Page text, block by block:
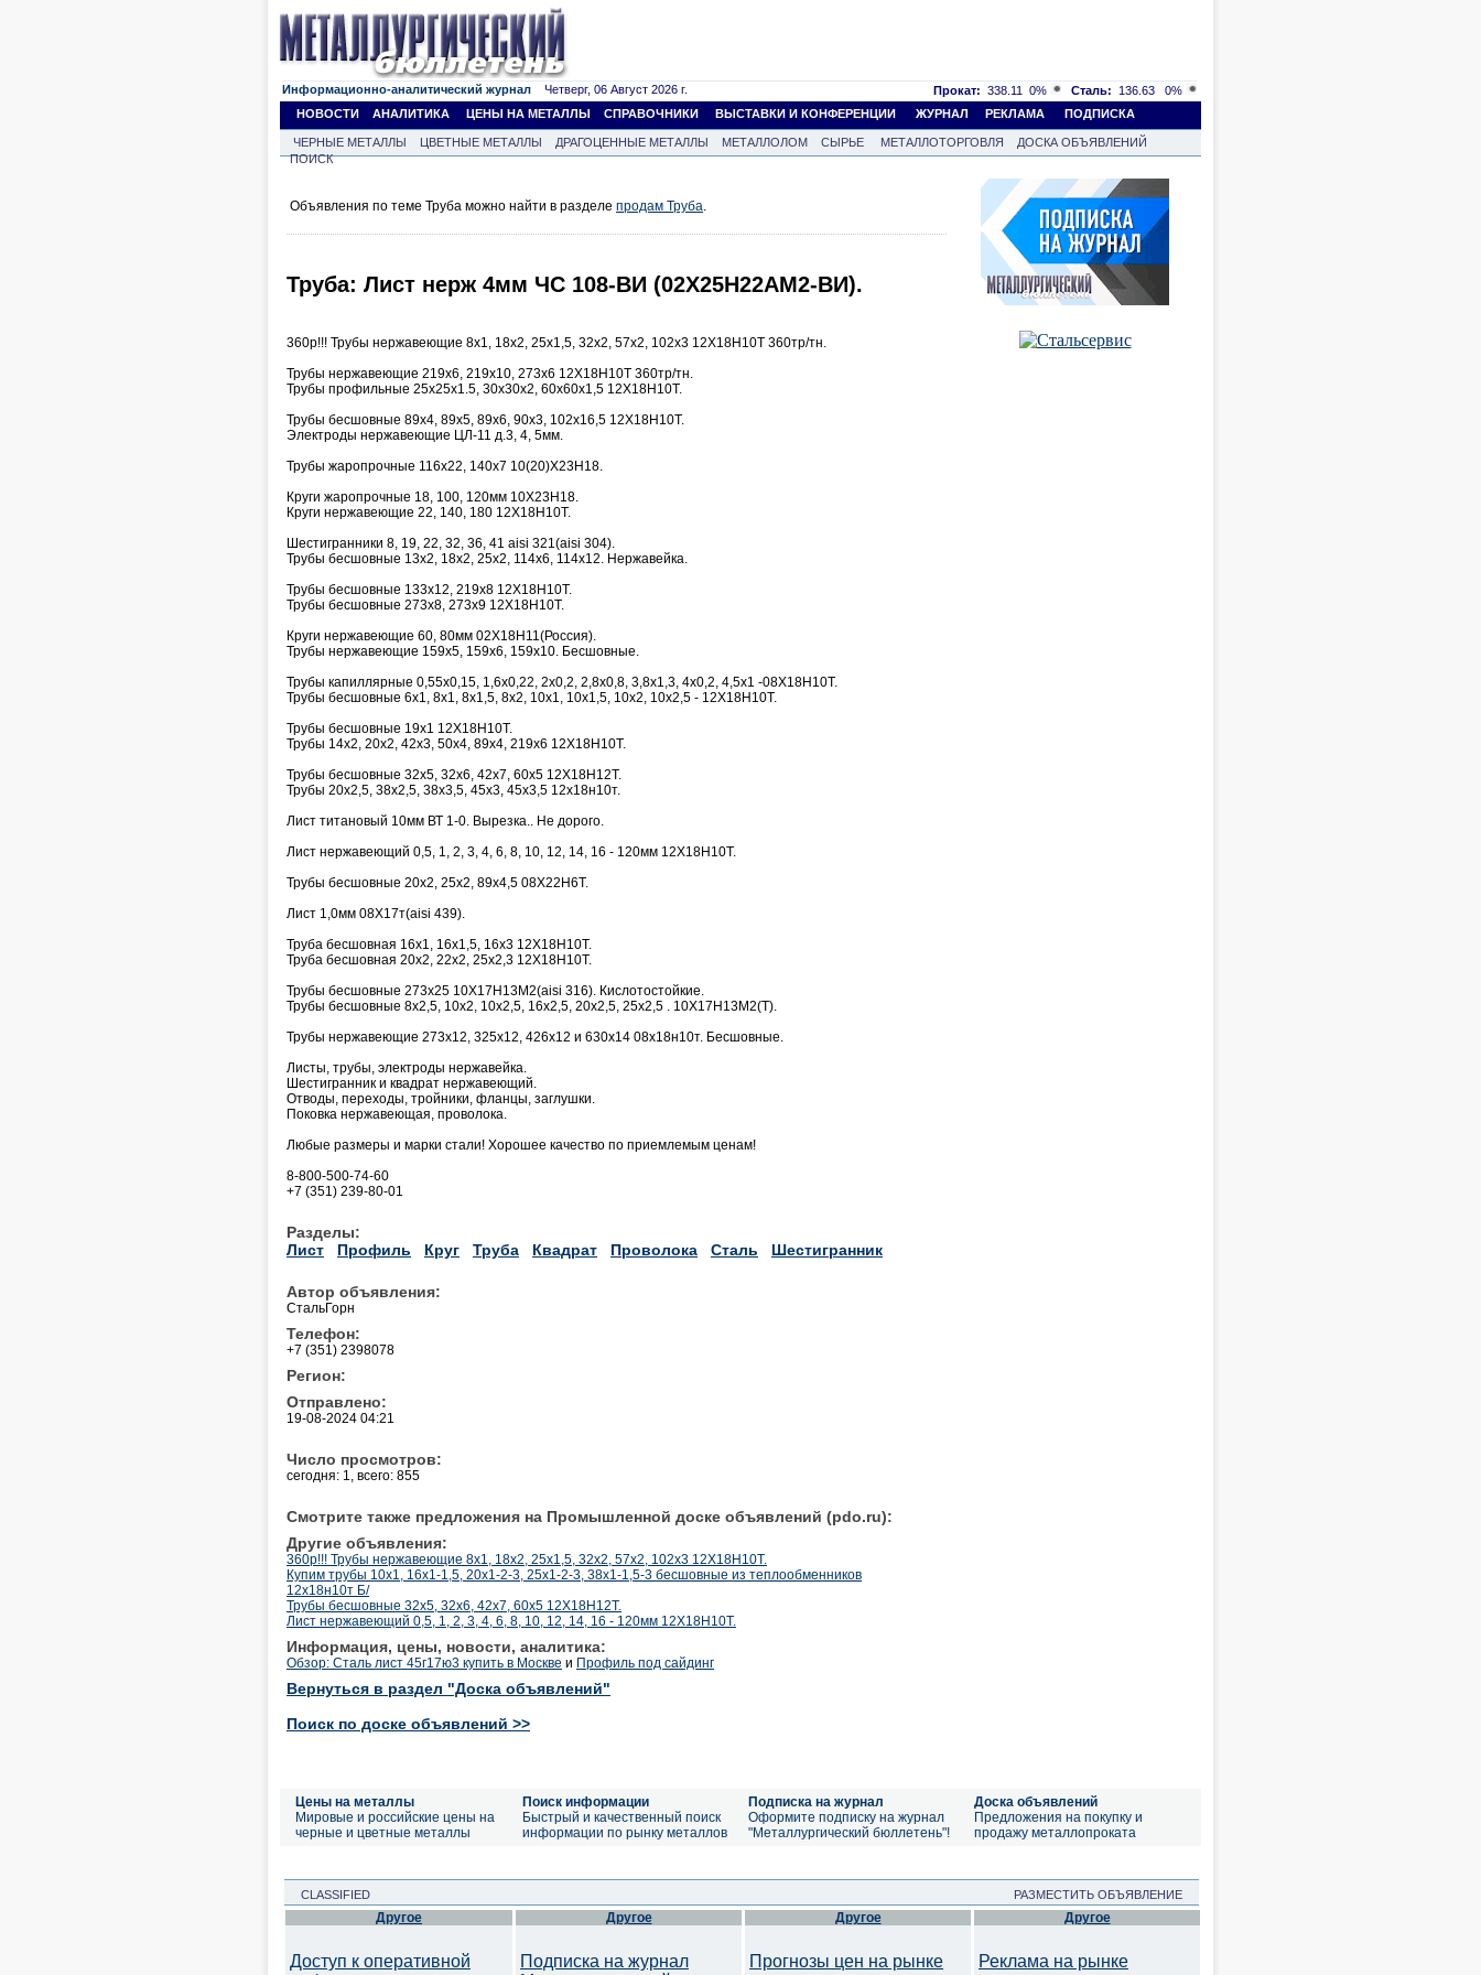
Информационно-аналитический журнал Четверг, 06 Август 2026 г. Прокат: 338.11 0% Сталь: 136.63
0%
НОВОСТИ
АНАЛИТИКА ЦЕНЫ НА МЕТАЛЛЫ СПРАВОЧНИКИ ВЫСТАВКИ И КОНФЕРЕНЦИИ ЖУРНАЛ РЕКЛАМА ПОДПИСКА
ЧЕРНЫЕ МЕТАЛЛЫ ЦВЕТНЫЕ МЕТАЛЛЫ ДРАГОЦЕННЫЕ МЕТАЛЛЫ МЕТАЛЛОЛОМ СЫРЬЕ МЕТАЛЛОТОРГОВЛЯ
ДОСКА ОБЪЯВЛЕНИЙ
ПОИСК
Объявления по теме Труба можно найти в разделе продам Труба.
Труба: Лист нерж 4мм ЧС 108-ВИ (02Х25Н22АМ2-ВИ).
360р!!! Трубы нержавеющие 8х1, 18х2, 25х1,5, 32х2, 57х2, 102х3 12Х18Н10Т 360тр/тн.
Трубы нержавеющие 219х6, 219х10, 273х6 12Х18Н10Т 360тр/тн.
Трубы профильные 25х25х1.5, 30х30х2, 60х60х1,5 12Х18Н10Т.
Трубы бесшовные 89х4, 89х5, 89х6, 90х3, 102х16,5 12Х18Н10Т.
Электроды нержавеющие ЦЛ-11 д.3, 4, 5мм.
Трубы жаропрочные 116х22, 140х7 10(20)Х23Н18.
Круги жаропрочные 18, 100, 120мм 10Х23Н18.
Круги нержавеющие 22, 140, 180 12Х18Н10Т.
Шестигранники 8, 19, 22, 32, 36, 41 aisi 321(aisi 304).
Трубы бесшовные 13х2, 18х2, 25х2, 114х6, 114х12. Нержавейка.
Трубы бесшовные 133х12, 219х8 12Х18Н10Т.
Трубы бесшовные 273х8, 273х9 12Х18Н10Т.
Круги нержавеющие 60, 80мм 02Х18Н11(Россия).
Трубы нержавеющие 159х5, 159х6, 159х10. Бесшовные.
Трубы капиллярные 0,55х0,15, 1,6х0,22, 2х0,2, 2,8х0,8, 3,8х1,3, 4х0,2, 4,5х1 -08Х18Н10Т.
Трубы бесшовные 6х1, 8х1, 8х1,5, 8х2, 10х1, 10х1,5, 10х2, 10х2,5 - 12Х18Н10Т.
Трубы бесшовные 19х1 12Х18Н10Т.
Трубы 14х2, 20х2, 42х3, 50х4, 89х4, 219х6 12Х18Н10Т.
Трубы бесшовные 32х5, 32х6, 42х7, 60х5 12Х18Н12Т.
Трубы 20х2,5, 38х2,5, 38х3,5, 45х3, 45х3,5 12х18н10т.
Лист титановый 10мм ВТ 1-0. Вырезка.. Не дорого.
Лист нержавеющий 0,5, 1, 2, 3, 4, 6, 8, 10, 12, 14, 16 - 120мм 12Х18Н10Т.
Трубы бесшовные 20х2, 25х2, 89х4,5 08Х22Н6Т.
Лист 1,0мм 08Х17т(aisi 439).
Труба бесшовная 16х1, 16х1,5, 16х3 12Х18Н10Т.
Труба бесшовная 20х2, 22х2, 25х2,3 12Х18Н10Т.
Трубы бесшовные 273х25 10Х17Н13М2(aisi 316). Кислотостойкие.
Трубы бесшовные 8х2,5, 10х2, 10х2,5, 16х2,5, 20х2,5, 25х2,5 . 10Х17Н13М2(Т).
Трубы нержавеющие 273х12, 325х12, 426х12 и 630х14 08х18н10т. Бесшовные.
Листы, трубы, электроды нержавейка.
Шестигранник и квадрат нержавеющий.
Отводы, переходы, тройники, фланцы, заглушки.
Поковка нержавеющая, проволока.
Любые размеры и марки стали! Хорошее качество по приемлемым ценам!
8-800-500-74-60
+7 (351) 239-80-01
Разделы:
Лист
Профиль Круг Труба Квадрат Проволока Сталь Шестигранник
Автор объявления:
СтальГорн
Телефон:
+7 (351) 2398078
Регион:
Отправлено:
19-08-2024 04:21
Число просмотров:
сегодня: 1, всего: 855
Смотрите также предложения на Промышленной доске объявлений (pdo.ru):
Другие объявления:
360р!!! Трубы нержавеющие 8х1, 18х2, 25х1,5, 32х2, 57х2, 102х3 12Х18Н10Т.
Купим трубы 10х1, 16х1-1,5, 20х1-2-3, 25х1-2-3, 38х1-1,5-3 бесшовные из теплообменников
12х18н10т Б/
Трубы бесшовные 32х5, 32х6, 42х7, 60х5 12Х18Н12Т.
Лист нержавеющий 0,5, 1, 2, 3, 4, 6, 8, 10, 12, 14, 16 - 120мм 12Х18Н10Т.
Информация, цены, новости, аналитика:
Обзор: Сталь лист 45г17ю3 купить в Москве и Профиль под сайдинг
Вернуться в раздел "Доска объявлений"
Поиск по доске объявлений >>
Цены на металлы
Мировые и российские цены на
черные и цветные металлы
Поиск информации
Быстрый и качественный поиск
информации по рынку металлов
Подписка на журнал
Оформите подписку на журнал
"Металлургический бюллетень"!
Доска объявлений
Предложения на покупку и
продажу металлопроката
CLASSIFIED РАЗМЕСТИТЬ ОБЪЯВЛЕНИЕ
Другое
Доступ к оперативной
Другое
Подписка на журнал
Другое
Прогнозы цен на рынке
Другое
Реклама на рынке